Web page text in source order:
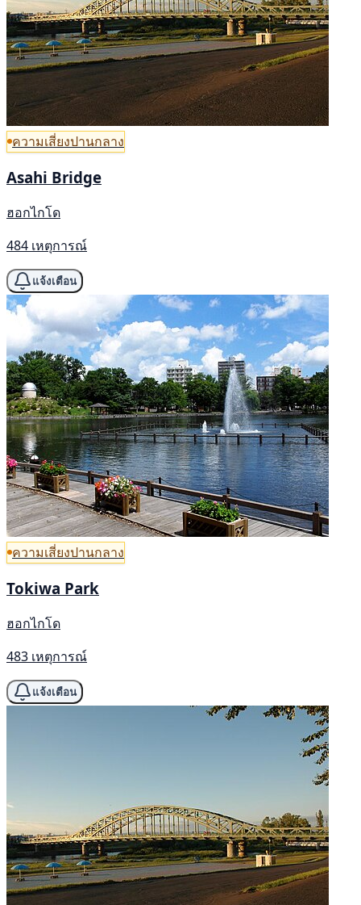
ความเสี่ยงปานกลาง
Asahi Bridge
ฮอกไกโด
484 เหตุการณ์
แจ้งเตือน
ความเสี่ยงปานกลาง
Tokiwa Park
ฮอกไกโด
483 เหตุการณ์
แจ้งเตือน